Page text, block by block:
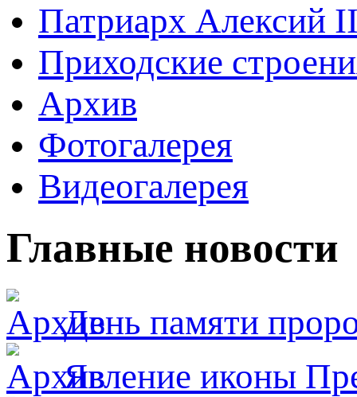
Патриарх Алексий
Приходские
Архив
Фотогалерея
Видеогалерея
Главные новости
День памяти
Явлeние иконы